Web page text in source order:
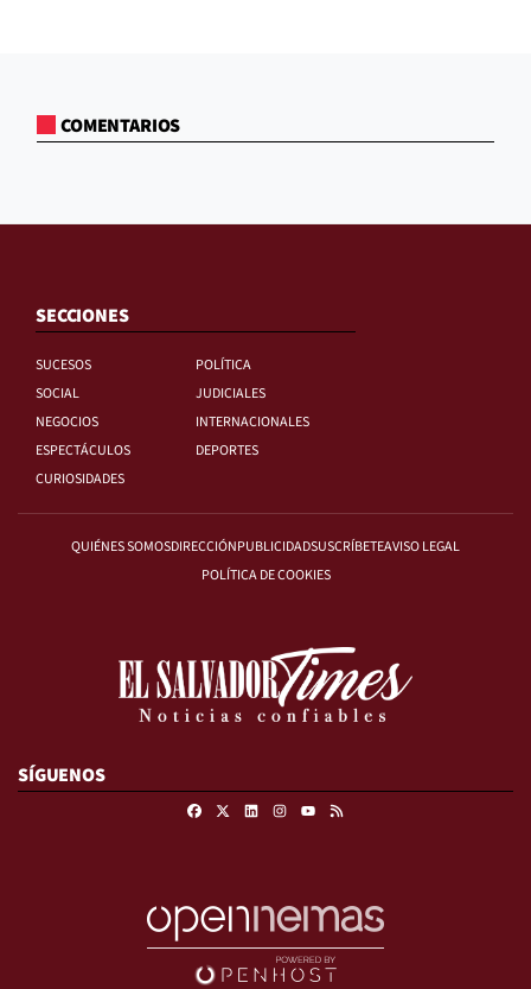
COMENTARIOS
SECCIONES
SUCESOS
POLÍTICA
SOCIAL
JUDICIALES
NEGOCIOS
INTERNACIONALES
ESPECTÁCULOS
DEPORTES
CURIOSIDADES
QUIÉNES SOMOSDIRECCIÓNPUBLICIDADSUSCRÍBETEAVISO LEGAL
POLÍTICA DE COOKIES
SÍGUENOS
FacebookLinkedinInstagram